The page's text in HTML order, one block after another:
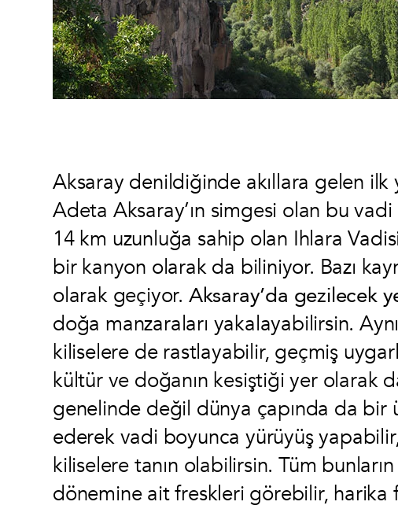
Aksaray denildiğinde akıllara gelen
Adeta Aksaray’ın simgesi olan bu
14 km uzunluğa sahip olan Ihlara
bir kanyon olarak da biliniyor. Bazı
olarak geçiyor. Aksaray’da gezilecek
doğa manzaraları yakalayabilirsin.
kiliselere de rastlayabilir, geçmiş
kültür ve doğanın kesiştiği yer olarak
genelinde değil dünya çapında da bir
ederek vadi boyunca yürüyüş
kiliselere tanın olabilirsin. Tüm
dönemine ait freskleri görebilir,